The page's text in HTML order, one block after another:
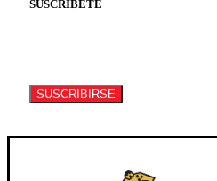
SUSCRÍBETE
SUSCRIBIRSE